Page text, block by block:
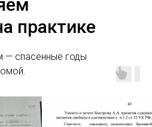
практике
спасенные годы